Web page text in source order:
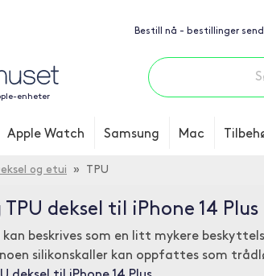
Bestill nå - bestillinger
enheter
Apple Watch Samsung Mac
og etui » TPU
deksel til iPhone 14 Plus
kan beskrives som en litt mykere
silikonskaller kan oppfattes som